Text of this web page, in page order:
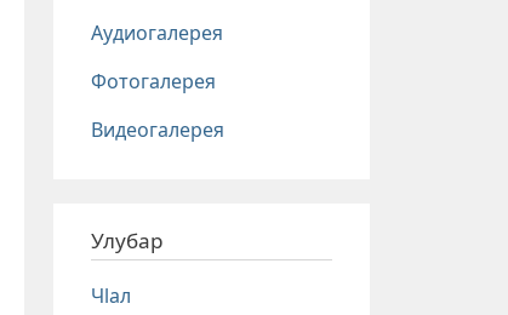
Аудиогалерея
Фотогалерея
Видеогалерея
Улубар
Чlал